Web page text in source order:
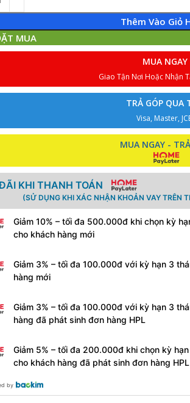
Thêm Vào Giỏ
MUA
MUA NGAY
Giao Tận Nơi Hoặc Nhận
TRẢ GÓP QUA
Visa, Master,
MUA NGAY -
KHI THANH TOÁN
(SỬ DỤNG KHI XÁC NHẬN KHOẢN VAY TRÊN
Giảm 10% – tối đa 500.000đ khi chọn kỳ
cho khách hàng mới
Giảm 3% – tối đa 100.000đ với kỳ hạn 3
hàng mới
Giảm 3% – tối đa 100.000đ với kỳ hạn 3
hàng đã phát sinh đơn hàng HPL
Giảm 5% – tối đa 200.000đ khi chọn kỳ
cho khách hàng đã phát sinh đơn hàng HPL
by